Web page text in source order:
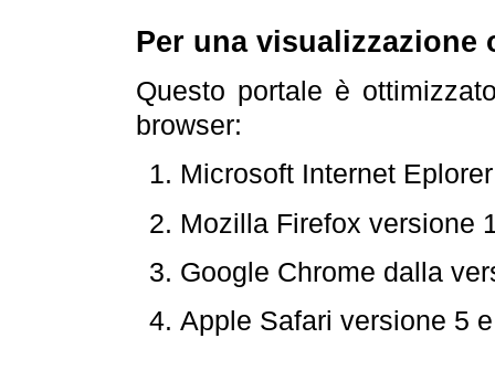
Per una visualizzazione
Questo portale è
browser:
Microsoft Internet
Mozilla Firefox versione
Google Chrome dalla
Apple Safari versione 5